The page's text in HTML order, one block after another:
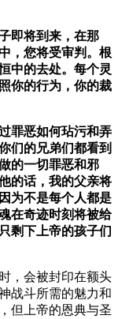
即将到来，在那
，您将受审判。根
中的去处。每个灵
你的行为，你的裁
罪恶如何玷污和弄
们的兄弟们都看到
的一切罪恶和邪
的话，我的父亲将
为不是每个人都是
在奇迹时刻将被给
剩下上帝的孩子们
，会被封印在额头
战斗所需的魅力和
但上帝的恩典与圣